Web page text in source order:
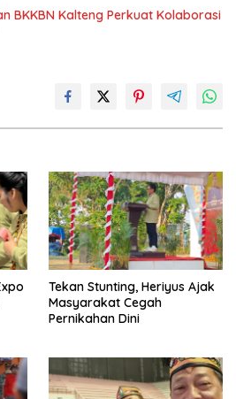
BKKBN Kalteng Perkuat Kolaborasi
Tekan Stunting, Heriyus Ajak
Masyarakat Cegah
Pernikahan Dini